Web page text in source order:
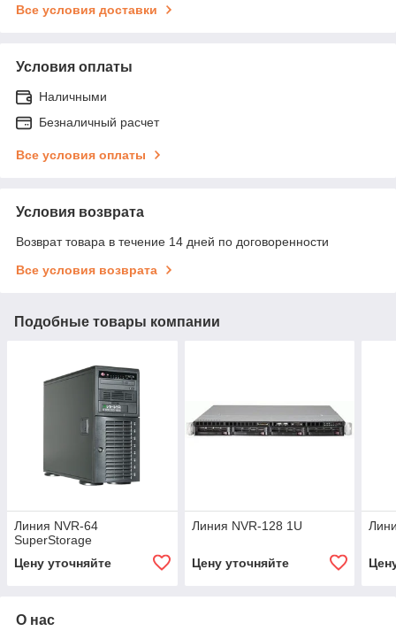
Все условия доставки
Условия оплаты
Наличными
Безналичный расчет
Все условия оплаты
Условия возврата
Возврат товара в течение 14 дней по договоренности
Все условия возврата
Подобные товары компании
Линия NVR-64
SuperStorage
Цену уточняйте
Линия NVR-128 1U
Цену уточняйте
О нас